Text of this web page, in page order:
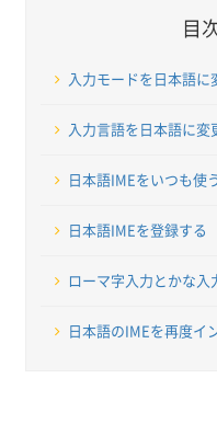
目
入力モードを日本語に
入力言語を日本語に変
日本語IMEをいつも使
日本語IMEを登録する
ローマ字入力とかな入
日本語のIMEを再度イ